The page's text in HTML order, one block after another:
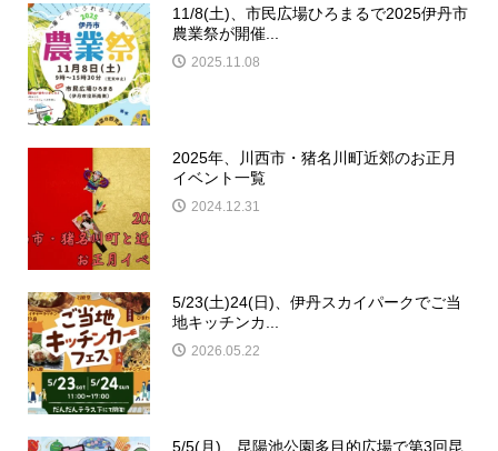
11/8(土)、市民広場ひろまるで2025伊丹市
農業祭が開催...
2025.11.08
2025年、川西市・猪名川町近郊のお正月
イベント一覧
2024.12.31
5/23(土)24(日)、伊丹スカイパークでご当
地キッチンカ...
2026.05.22
5/5(月)、昆陽池公園多目的広場で第3回昆